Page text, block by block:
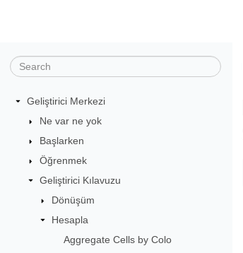
Geliştirici Merkezi
Ne var ne yok
Başlarken
Öğrenmek
Geliştirici Kılavuzu
Dönüşüm
Hesapla
Aggregate Cells by Colo